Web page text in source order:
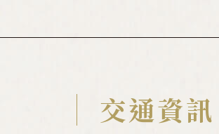
交通資訊